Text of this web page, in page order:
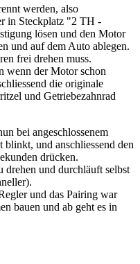
werden, also
in Steckplatz "2 TH -
lösen und den Motor
und auf dem Auto ablegen.
frei drehen muss.
wenn der Motor schon
die originale
und Getriebezahnrad
bei angeschlossenem
und anschliessend den
drücken.
und durchläuft selbst
und das Pairing war
bauen und ab geht es in